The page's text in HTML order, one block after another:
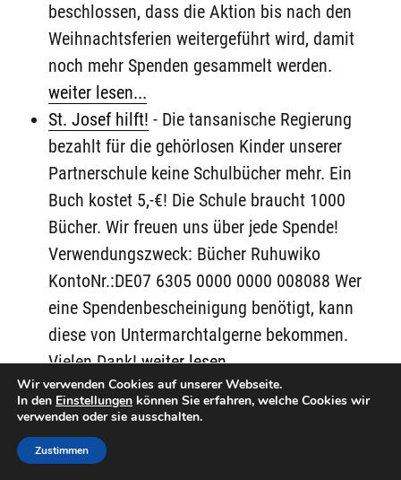
beschlossen, dass die Aktion bis nach den
Weihnachtsferien weitergeführt wird, damit
noch mehr Spenden gesammelt werden.
weiter lesen...
St. Josef hilft! - Die tansanische Regierung
bezahlt für die gehörlosen Kinder unserer
Partnerschule keine Schulbücher mehr. Ein
Buch kostet 5,-€! Die Schule braucht 1000
Bücher. Wir freuen uns über jede Spende!
Verwendungszweck: Bücher Ruhuwiko
KontoNr.:DE07 6305 0000 0000 008088 Wer
eine Spendenbescheinigung benötigt, kann
diese von Untermarchtalgerne bekommen.
Vielen Dank!weiter lesen...
„Klar Schiff“ auf der Thor Heyerdahl
werden sie nie vergessen – weder unsere
Schüler noch die der Jagsttalschule in
Westhausen. Fünf Tage verbrachten sie
Wir verwenden Cookies auf unserer Webseite.
In den Einstellungen können Sie erfahren, welche Cookies wir
verwenden oder sie ausschalten.
Zustimmen